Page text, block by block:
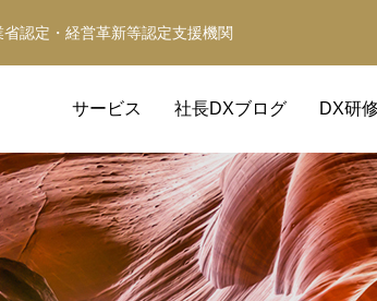
認定・経営革新等認定支援機関
サービス 社長DXブログ DX研修